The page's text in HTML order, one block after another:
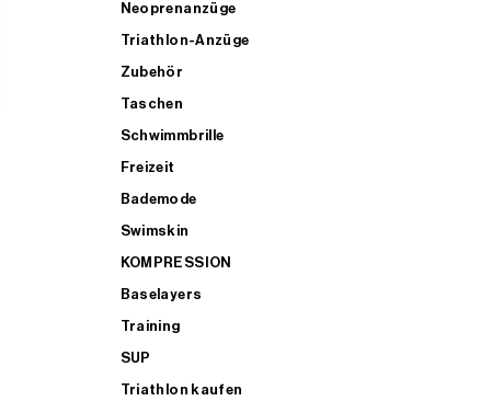
Neoprenanzüge
Triathlon-Anzüge
Zubehör
Taschen
Schwimmbrille
Freizeit
Bademode
Swimskin
KOMPRESSION
Baselayers
Training
SUP
Triathlon kaufen